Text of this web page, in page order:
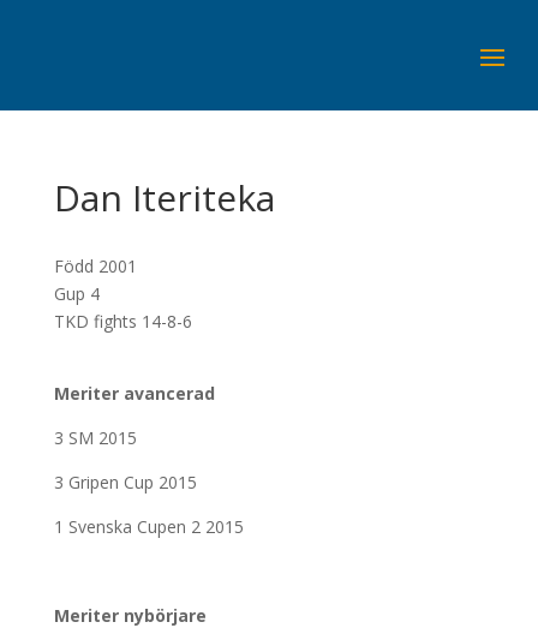
Dan Iteriteka
Född 2001
Gup 4
TKD fights 14-8-6
Meriter avancerad
3 SM 2015
3 Gripen Cup 2015
1 Svenska Cupen 2 2015
Meriter nybörjare